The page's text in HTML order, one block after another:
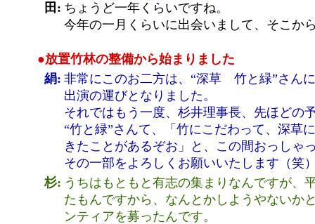
田: ちょうど一年くらいですね。
今年の一月くらいに出会いまして、そこか
●放置竹林の整備から始まりました
絹: 非常にこのお二方は、“深草 竹と緑”さん
出演の運びとなりました。
それではもう一度、杉井理事長、先ほどの
“竹と緑”さんて、「竹にこだわって、深草
きたことがあるぞお」と、この間おっしゃ
その一部をよろしくお願いいたします（笑
杉: うちはもともと有志の集まりなんですが、
たもんですから、なんとかしようやないか
ンティアを募ったんです。